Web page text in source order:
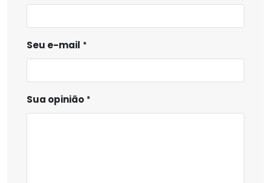
Seu e-mail
Sua opinião